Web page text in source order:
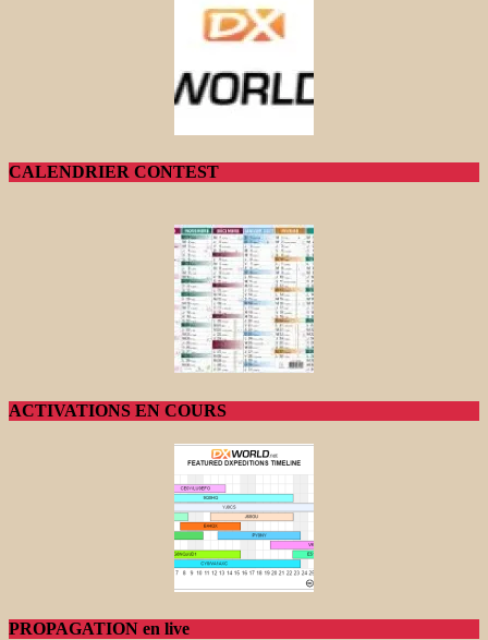
CALENDRIER CONTEST
ACTIVATIONS EN COURS
PROPAGATION en live